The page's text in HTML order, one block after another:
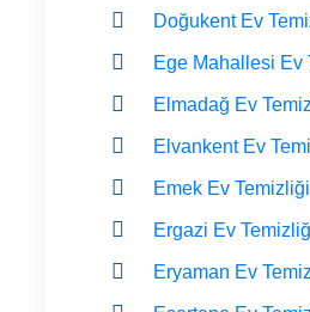
Doğukent Ev
Ege Mahallesi Ev
Elmadağ Ev
Elvankent Ev
Emek Ev Temizliği
Ergazi Ev
Eryaman Ev